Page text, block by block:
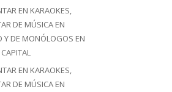
EN KARAOKES,
DE MÚSICA EN
Y DE MONÓLOGOS EN
EN KARAOKES,
DE MÚSICA EN